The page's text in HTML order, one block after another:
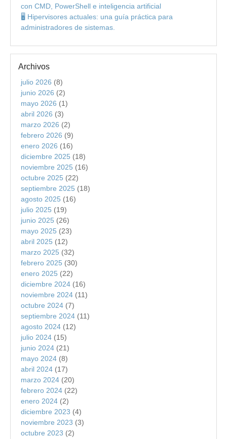
con CMD, PowerShell e inteligencia artificial
🖥️ Hipervisores actuales: una guía práctica para
administradores de sistemas.
Archivos
julio 2026 (8)
junio 2026 (2)
mayo 2026 (1)
abril 2026 (3)
marzo 2026 (2)
febrero 2026 (9)
enero 2026 (16)
diciembre 2025 (18)
noviembre 2025 (16)
octubre 2025 (22)
septiembre 2025 (18)
agosto 2025 (16)
julio 2025 (19)
junio 2025 (26)
mayo 2025 (23)
abril 2025 (12)
marzo 2025 (32)
febrero 2025 (30)
enero 2025 (22)
diciembre 2024 (16)
noviembre 2024 (11)
octubre 2024 (7)
septiembre 2024 (11)
agosto 2024 (12)
julio 2024 (15)
junio 2024 (21)
mayo 2024 (8)
abril 2024 (17)
marzo 2024 (20)
febrero 2024 (22)
enero 2024 (2)
diciembre 2023 (4)
noviembre 2023 (3)
octubre 2023 (2)